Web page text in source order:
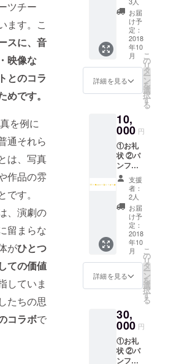
ツチー
ます。こ
スに、音
映像な
とのコラ
めです。
を例に
通それら
は、写真
作品の雰
す。
、演劇の
留まらな
がひとつ
ての価値
していま
たちの思
コラボで
公演
グッズA
はポス
トカー
ドセッ
ト、Ｂ
はチー
ポスオ
を予定
してお
す。内
容が変
更にな
る場合
があり
ますが
ご了承
くださ
い。
公演関
連グッ
ズＡ ④
座席優
礼状：
メー
ル、ま
たは郵
けま
す。 ※
パンフ
レッ
ト：公
演当日
にお客
様全員
にお配
りしま
す。 ※
公演
グッズA
はポス
トカー
ドセッ
ト、Ｂ
ルＴ
シャツ
してお
りま
お届
け予
定：
2018
年10
月
詳細を見る
こ
の
リ
タ
ー
ン
を
選
択
す
る
10,
000 円
①お礼
状 ②パ
ンフ
レット
お名前
記載 ③
公演関
連グッ
ズB ④
座席優
遇 ⑤ア
フター
イベン
トご招
待 ※お
ル、ま
たは郵
送をお
選び頂
けま
す。 ※
支援
者：
2人
お届
け予
定：
2018
年10
月
詳細を見る
こ
の
リ
タ
ー
ン
を
選
択
す
る
30,
000 円
①お礼
状 ②パ
ンフ